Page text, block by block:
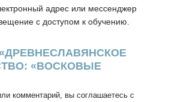
адрес или мессенджер
с доступом к обучению.
«ВОСКОВЫЕ
комментарий, вы соглашаетесь с